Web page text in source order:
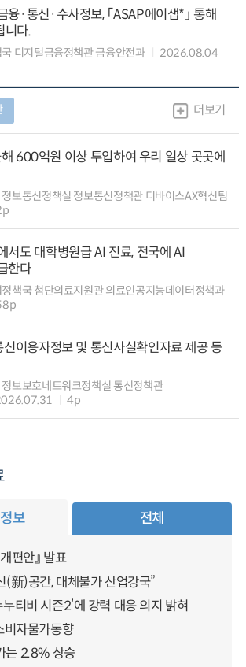
융·통신·수사정보, 「ASAP에이샙*」 통해
니다.
디지털금융정책관 금융안전과
2026.08.04
더보기
600억원 이상 투입하여 우리 일상 곳곳에
보통신정책실 정보통신정책관 디바이스AX혁신팀
서도 대학병원급 AI 진료, 전국에 AI
한다
책국 첨단의료지원관 의료인공지능데이터정책과
이용자정보 및 통신사실확인자료 제공 등
보보호네트워크정책실 통신정책관
4p
보 전체
편안』 발표
(新)공간, 대체불가 산업강국”
누티비 시즌2’에 강력 대응 의지 밝혀
자물가동향
는 2.8% 상승